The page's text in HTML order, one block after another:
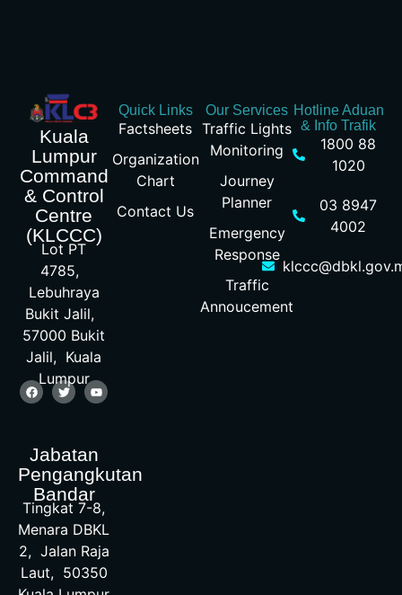
Kuala
Lumpur
Command
& Control
Centre
(KLCCC)
Lot PT
4785,
Lebuhraya
Bukit Jalil,
57000 Bukit
Jalil, Kuala
Lumpur
Jabatan
Pengangkutan
Bandar
Tingkat 7-8,
Menara DBKL
2, Jalan Raja
Laut, 50350
Quick Links
Factsheets
Organization
Chart
Contact Us
Our Services
Traffic Lights
Monitoring
Journey
Planner
Emergency
Response
Traffic
Annoucement
Hotline Aduan
& Info Trafik
1800 88
1020
03 8947
4002